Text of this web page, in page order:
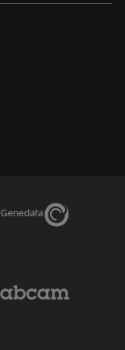
Genedata Link